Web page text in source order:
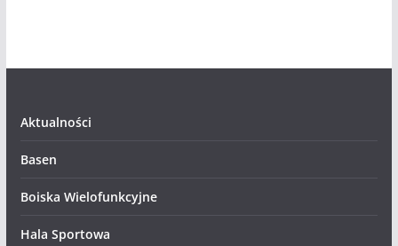
Aktualności
Basen
Boiska Wielofunkcyjne
Hala Sportowa